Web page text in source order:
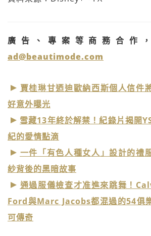
廣告、專案等商務合作
ad@beautimode.com
賈桂琳甘迺迪歐納西斯個人信件
好意外曝光
雪藏13年終於解禁！紀錄片揭開
紀的愛情點滴
一件「有色人種女人」設計的禮
紗背後的黑暗故事
通過服儀檢查才准進來跳舞！
Ford與Marc Jacobs都混過的54俱
可傳奇